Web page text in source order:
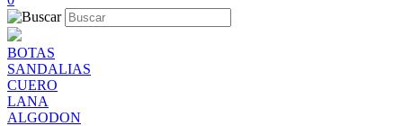
BOTAS
SANDALIAS
CUERO
LANA
ALGODON